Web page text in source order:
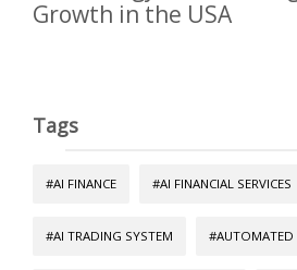
Growth in the USA
Tags
#AI FINANCE #AI FINANCIAL SERVICES
#AI TRADING SYSTEM #AUTOMATED